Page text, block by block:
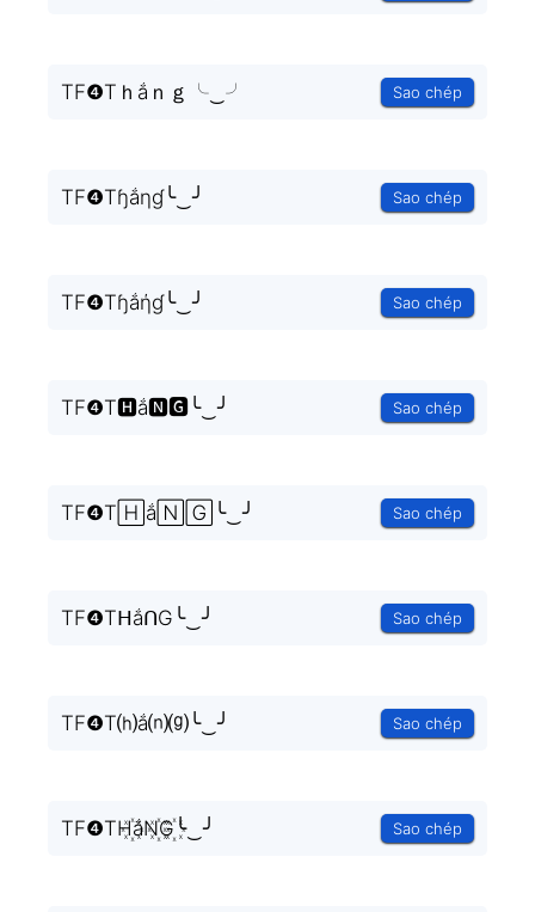
TF❹Tｈắｎｇ╰‿╯ Sao chép
TF❹Tɧắηɠ╰‿╯ Sao chép
TF❹Tɧắήɠ╰‿╯ Sao chép
TF❹T🅷ắ🅽🅶╰‿╯ Sao chép
TF❹T🄷ắ🄽🄶╰‿╯ Sao chép
TF❹TᕼắᑎG╰‿╯ Sao chép
TF❹T⒣ắ⒩⒢╰‿╯ Sao chép
TF❹TH꙰ắN꙰G꙰╰‿╯ Sao chép